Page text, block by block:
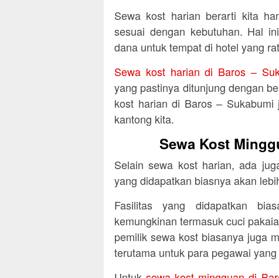
Sewa kost harian berarti kita
sesuai dengan kebutuhan. Hal
dana untuk tempat di hotel yang
Sewa kost harian di Baros –
yang pastinya ditunjung dengan
kost harian di Baros –
kantong kita.
Sewa Kost
Selain sewa kost harian, ada
yang didapatkan biasnya akan
Fasilitas yang didapatkan
kemungkinan termasuk cuci
pemilik sewa kost biasanya juga
terutama untuk para pegawai